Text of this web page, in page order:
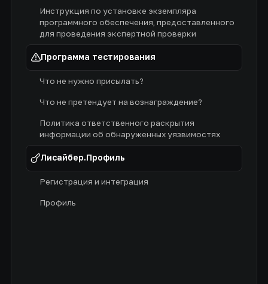
Инструкция по установке экземпляра
программного обеспечения, предоставленного
для проведения экспертной проверки
Программа тестирования
Что не нужно присылать?
Что не претендует на вознаграждение?
Политика ответственного раскрытия
информации об обнаруженных уязвимостях
Лисайбер.Профиль
Регистрация и интеграция
Профиль